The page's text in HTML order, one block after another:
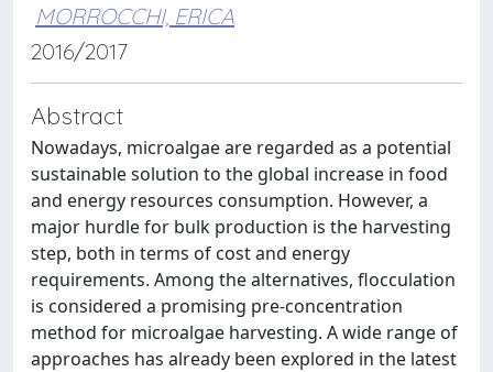
MORROCCHI, ERICA
2016/2017
Abstract
Nowadays, microalgae are regarded as a potential
sustainable solution to the global increase in food
and energy resources consumption. However, a
major hurdle for bulk production is the harvesting
step, both in terms of cost and energy
requirements. Among the alternatives, flocculation
is considered a promising pre-concentration
method for microalgae harvesting. A wide range of
approaches has already been explored in the latest